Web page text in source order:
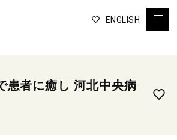
ENGLISH
患者に癒し 河北中央病